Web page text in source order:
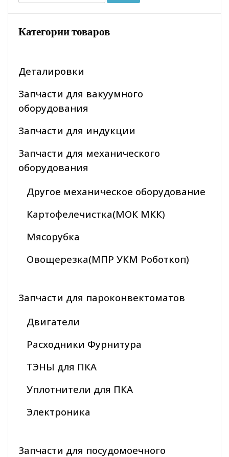
Категории товаров
Деталировки
Запчасти для вакуумного
оборудования
Запчасти для индукции
Запчасти для механического
оборудования
Другое механическое оборудование
Картофелечистка(МОК МКК)
Мясорубка
Овощерезка(МПР УКМ Роботкоп)
Запчасти для пароконвектоматов
Двигатели
Расходники Фурнитура
ТЭНЫ для ПКА
Уплотнители для ПКА
Электроника
Запчасти для посудомоечного